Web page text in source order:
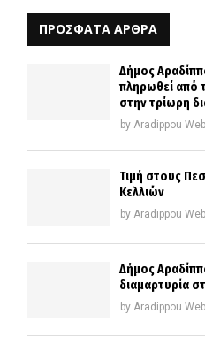
ΠΡΟΣΦΑΤΑ ΑΡΘΡΑ
Δήμος
πληρωθεί από
στην τρίωρη
by Aradippou Web
Τιμή στους
Κελλιών
by Aradippou Web
Δήμος
διαμαρτυρία
by Aradippou Web